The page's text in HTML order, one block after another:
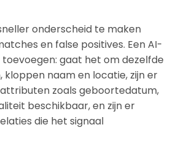
onderscheid te maken
en false positives. Een AI-
gaat het om dezelfde
naam en locatie, zijn er
zoals geboortedatum,
beschikbaar, en zijn er
die het signaal